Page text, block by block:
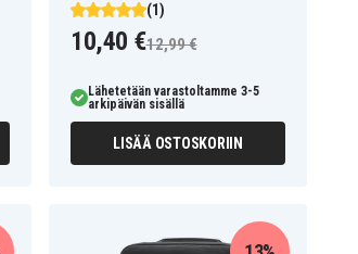
(1)
10,40 €12,99 €
Lähetetään varastoltamme 3-5
arkipäivän sisällä
LISÄÄ OSTOSKORIIN